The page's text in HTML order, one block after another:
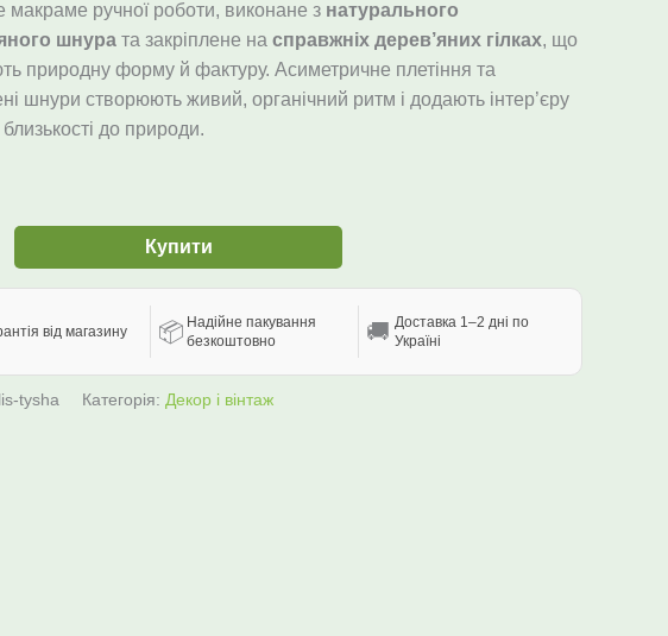
макраме ручної роботи, виконане з натурального
шнура та закріплене на справжніх дерев’яних гілках, що
природну форму й фактуру. Асиметричне плетіння та
шнури створюють живий, органічний ритм і додають інтер’єру
близькості до природи.
Купити
від магазину 📦 Надійне пакування
безкоштовно
🚚 Доставка 1–2 дні по
Україні
lis-tysha Категорія: Декор і вінтаж